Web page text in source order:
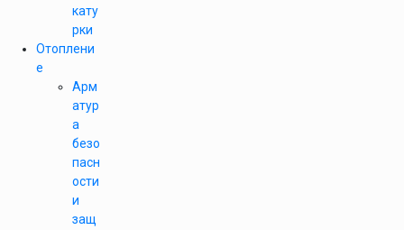
кату
рки
Отоплени
е
Арм
атур
а
безо
пасн
ости
и
защ